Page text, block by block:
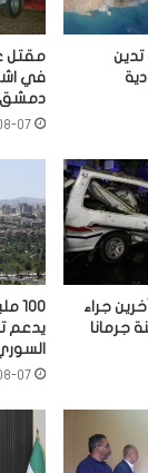
تدين
مقتل
في
دمشق
07
وفاة امرأة وإصابة 13 آخرين جراء
جرمانا
يدعم
07